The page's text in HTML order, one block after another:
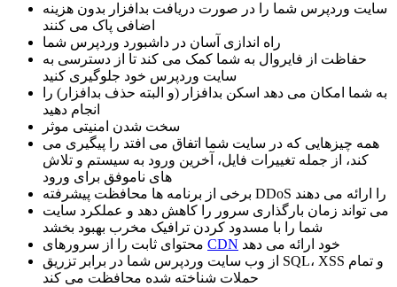
سایت وردپرس شما را در صورت دریافت بدافزار بدون هزینه
اضافی پاک می کنند
راه اندازی آسان در داشبورد وردپرس شما
حفاظت از فایروال به شما کمک می کند تا از دسترسی به
سایت وردپرس خود جلوگیری کنید
به شما امکان می دهد اسکن بدافزار (و البته حذف بدافزار) را
انجام دهید
سخت شدن امنیتی موثر
همه چیزهایی که در سایت شما اتفاق می افتد را پیگیری می
کند، از جمله تغییرات فایل، آخرین ورود به سیستم و تلاش
های ناموفق برای ورود
برخی از برنامه ها محافظت پیشرفته DDoS را ارائه می دهند
می تواند زمان بارگذاری سرور را کاهش دهد و عملکرد سایت
شما را با مسدود کردن ترافیک مخرب بهبود بخشد
CDN خود ارائه می دهد
از وب سایت وردپرس شما در برابر تزریق SQL، XSS و تمام
حملات شناخته شده محافظت می کند